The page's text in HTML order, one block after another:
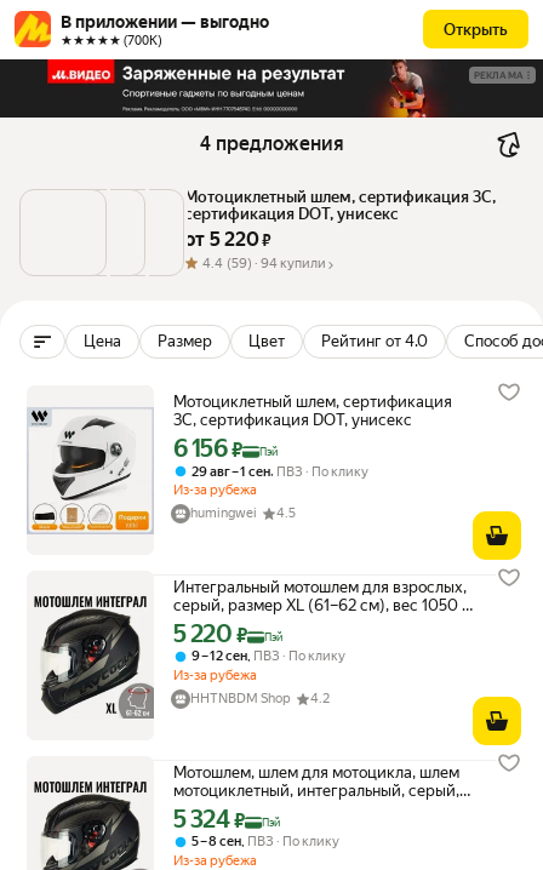
В приложении — выгодно
★★★★★ (700К)
Открыть
РЕКЛАМА
4 предложения
Мотоциклетный шлем, сертификация 3C,
сертификация DOT, унисекс
от 5 220 ₽
4.4 (59) · 94 купили
Цена Размер Цвет Рейтинг от 4.0 Способ
Мотоциклетный шлем, сертификация
3C, сертификация DOT, унисекс
Цена с картой Яндекс Пэй 6156 ₽ вместо
6 156₽ Пэй
29 авг – 1 сен, ПВЗ
По клику
Из-за рубежа
humingwei
4.5
Интегральный мотошлем для взрослых,
серый, размер XL (61–62 см), вес 1050 г,
корпус из термопластика
Цена с картой Яндекс Пэй 5220 ₽ вместо
5 220 ₽ Пэй
9 – 12 сен, ПВЗ
По клику
Из-за рубежа
HHTNBDM Shop
4.2
Мотошлем, шлем для мотоцикла, шлем
мотоциклетный, интегральный, серый,
размер XL(61-62)
Цена с картой Яндекс Пэй 5324 ₽ вместо
5 324₽ Пэй
5 – 8 сен ПВЗ
По клику
Из-за рубежа